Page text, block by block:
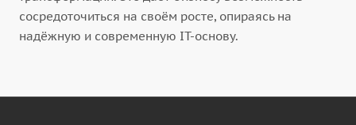
сосредоточиться на своём росте, опираясь на
надёжную и современную IT-основу.